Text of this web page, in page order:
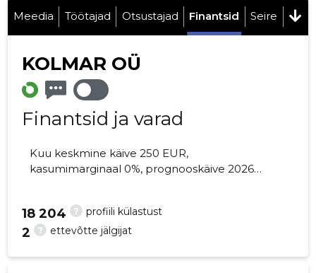
Meedia Töötajad Otsustajad Finantsid Seire
KOLMAR OÜ
Finantsid ja varad
Kuu keskmine käive 250 EUR,
kasumimarginaal 0%, prognooskäive 2026
? profiili külastust
18 204
? ettevõtte jälgijat
2